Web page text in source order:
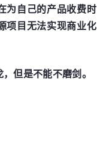
为自己的产品收费时
项目无法实现商业化
但是不能不磨剑。